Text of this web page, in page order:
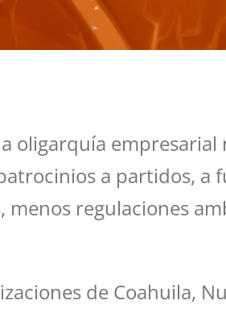
oligarquía
a partidos, a
menos regulaciones
de Coahuila,